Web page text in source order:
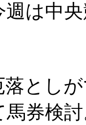
は中央
としが
馬券検